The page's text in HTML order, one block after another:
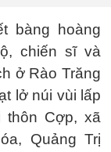
bàng hoàng
chiến sĩ và
ở Rào Trăng
lở núi vùi lấp
thôn Cợp, xã
Quảng Trị